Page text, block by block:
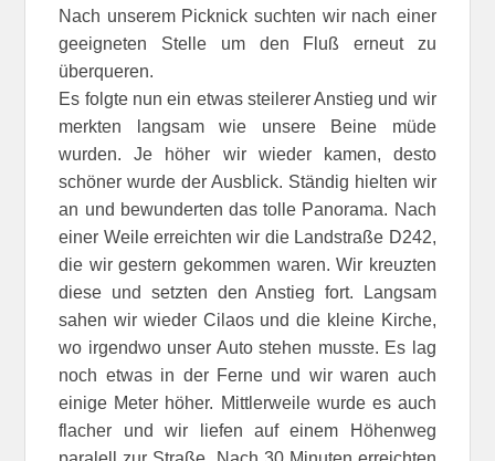
Nach unserem Picknick suchten wir nach einer
geeigneten Stelle um den Fluß erneut zu
überqueren.
Es folgte nun ein etwas steilerer Anstieg und wir
merkten langsam wie unsere Beine müde
wurden. Je höher wir wieder kamen, desto
schöner wurde der Ausblick. Ständig hielten wir
an und bewunderten das tolle Panorama. Nach
einer Weile erreichten wir die Landstraße D242,
die wir gestern gekommen waren. Wir kreuzten
diese und setzten den Anstieg fort. Langsam
sahen wir wieder Cilaos und die kleine Kirche,
wo irgendwo unser Auto stehen musste. Es lag
noch etwas in der Ferne und wir waren auch
einige Meter höher. Mittlerweile wurde es auch
flacher und wir liefen auf einem Höhenweg